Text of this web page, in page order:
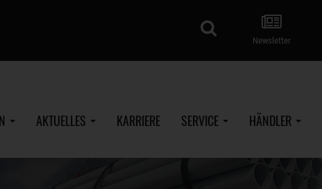
Newsletter
AKTUELLES KARRIERE SERVICE HÄNDLER